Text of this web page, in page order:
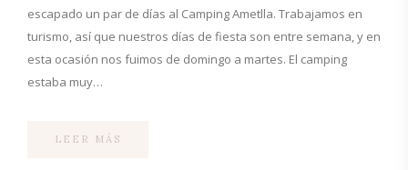
escapado un par de días al Camping Ametlla. Trabajamos en
turismo, así que nuestros días de fiesta son entre semana, y en
esta ocasión nos fuimos de domingo a martes. El camping
estaba muy…
LEER MÁS